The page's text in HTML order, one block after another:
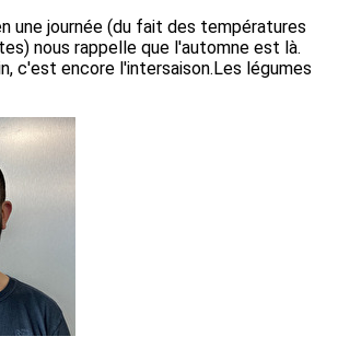
une journée (du fait des températures
nous rappelle que l'automne est là.
c'est encore l'intersaison.Les légumes